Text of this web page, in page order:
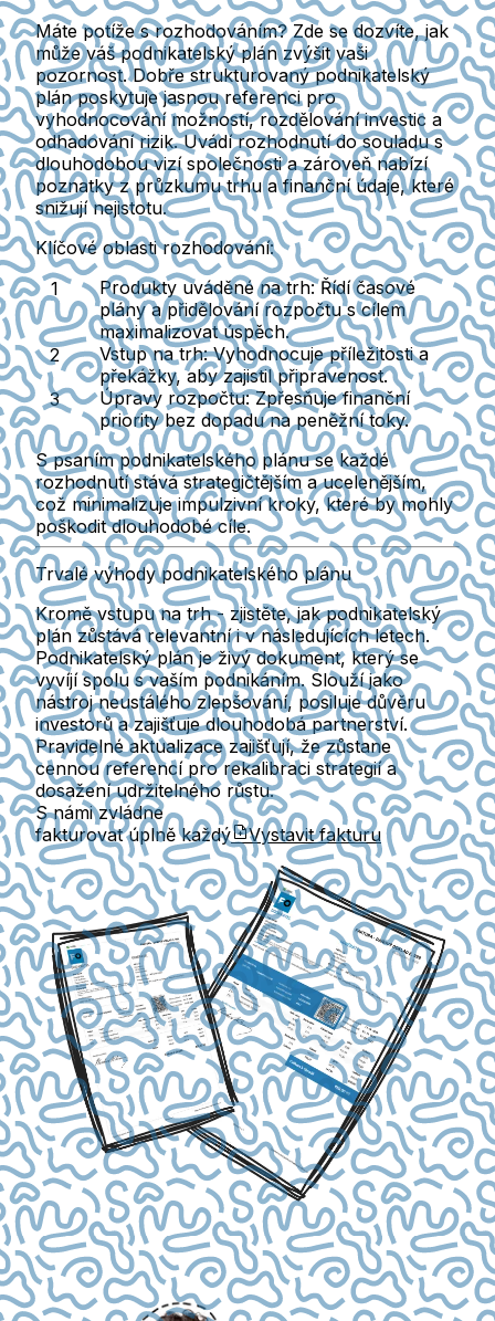
Máte potíže s rozhodováním? Zde se dozvíte, jak
může váš podnikatelský plán zvýšit vaši
pozornost. Dobře strukturovaný podnikatelský
plán poskytuje jasnou referenci pro
vyhodnocování možností, rozdělování investic a
odhadování rizik. Uvádí rozhodnutí do souladu s
dlouhodobou vizí společnosti a zároveň nabízí
poznatky z průzkumu trhu a finanční údaje, které
snižují nejistotu.
Klíčové oblasti rozhodování:
Produkty uváděné na trh: Řídí časové
plány a přidělování rozpočtu s cílem
maximalizovat úspěch.
Vstup na trh: Vyhodnocuje příležitosti a
překážky, aby zajistil připravenost.
Úpravy rozpočtu: Zpřesňuje finanční
priority bez dopadu na peněžní toky.
S psaním podnikatelského plánu se každé
rozhodnutí stává strategičtějším a ucelenějším,
což minimalizuje impulzivní kroky, které by mohly
poškodit dlouhodobé cíle.
Trvalé výhody podnikatelského plánu
Kromě vstupu na trh - zjistěte, jak podnikatelský
plán zůstává relevantní i v následujících letech.
Podnikatelský plán je živý dokument, který se
vyvíjí spolu s vaším podnikáním. Slouží jako
nástroj neustálého zlepšování, posiluje důvěru
investorů a zajišťuje dlouhodobá partnerství.
Pravidelné aktualizace zajišťují, že zůstane
cennou referencí pro rekalibraci strategií a
dosažení udržitelného růstu.
S námi zvládne
fakturovat úplně každý
Vystavit fakturu